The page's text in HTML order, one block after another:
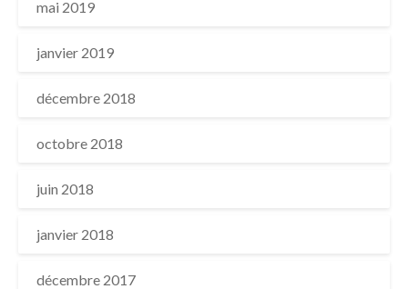
mai 2019
janvier 2019
décembre 2018
octobre 2018
juin 2018
janvier 2018
décembre 2017